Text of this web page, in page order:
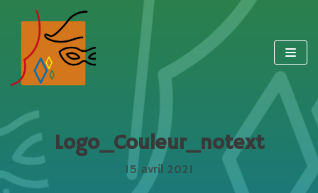
Aller
contenu
Logo_Couleur_notext
15 avril 2021